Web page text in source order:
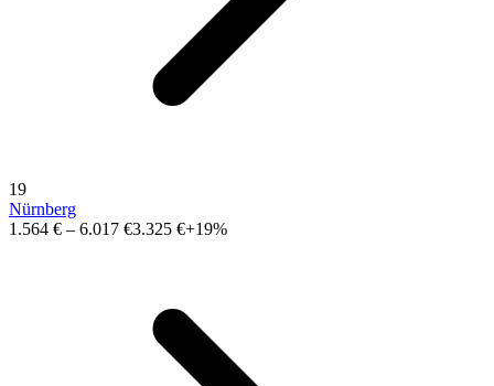
19
Nürnberg
1.564 € – 6.017 €3.325 €+19%